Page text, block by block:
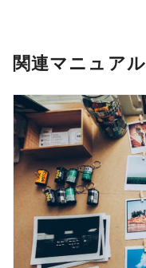
関連マニュアル